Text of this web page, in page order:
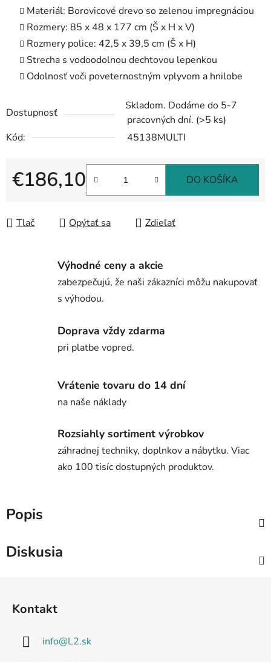
Materiál: Borovicové drevo so zelenou impregnáciou
Rozmery: 85 x 48 x 177 cm (Š x H x V)
Rozmery police: 42,5 x 39,5 cm (Š x H)
Strecha s vodoodolnou dechtovou lepenkou
Odolnosť voči poveternostným vplyvom a hnilobe
Dostupnosť
Skladom. Dodáme do 5-7
pracovných dní. (>5 ks)
Kód:
45138MULTI
€186,10 DO KOŠÍKA
Tlač Opýtať sa Zdieľať
Výhodné ceny a akcie
zabezpečujú, že naši zákazníci môžu nakupovať
s výhodou.
Doprava vždy zdarma
pri platbe vopred.
Vrátenie tovaru do 14 dní
na naše náklady
Rozsiahly sortiment výrobkov
záhradnej techniky, doplnkov a nábytku. Viac
ako 100 tisíc dostupných produktov.
Popis
Diskusia
Kontakt
info@L2.sk